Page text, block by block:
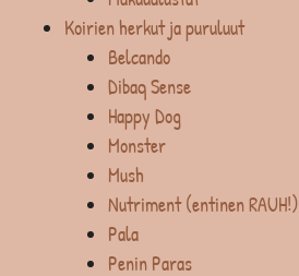
Koirien herkut ja puruluut
Belcando
Dibaq Sense
Happy Dog
Monster
Mush
Nutriment (entinen RAUH!)
Pala
Penin Paras